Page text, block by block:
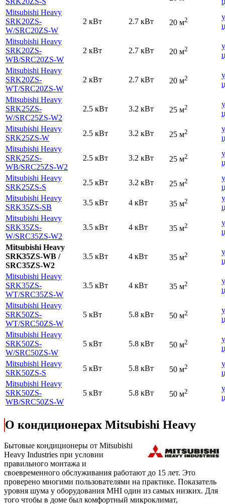
Mitsubishi Heavy
SRK20ZS-
W/SRC20ZS-W
2 кВт 2.7 кВт 20 м2
Mitsubishi Heavy
SRK20ZS-
WB/SRC20ZS-W
2 кВт 2.7 кВт 20 м2
Mitsubishi Heavy
SRK20ZS-
WT/SRC20ZS-W
2 кВт 2.7 кВт 20 м2
Mitsubishi Heavy
SRK25ZS-
W/SRC25ZS-W2
2.5 кВт 3.2 кВт 25 м2
Mitsubishi Heavy
SRK25ZS-W
2.5 кВт 3.2 кВт 25 м2
Mitsubishi Heavy
SRK25ZS-
WB/SRC25ZS-W2
2.5 кВт 3.2 кВт 25 м2
Mitsubishi Heavy
SRK25ZS-S
2.5 кВт 3.2 кВт 25 м2
Mitsubishi Heavy
SRK35ZS-SB
3.5 кВт 4 кВт 35 м2
Mitsubishi Heavy
SRK35ZS-
W/SRC35ZS-W2
3.5 кВт 4 кВт 35 м2
Mitsubishi Heavy
SRK35ZS-WB /
SRC35ZS-W2
3.5 кВт 4 кВт 35 м2
Mitsubishi Heavy
SRK35ZS-
WT/SRC35ZS-W
3.5 кВт 4 кВт 35 м2
Mitsubishi Heavy
SRK50ZS-
WT/SRC50ZS-W
5 кВт 5.8 кВт 50 м2
Mitsubishi Heavy
SRK50ZS-
W/SRC50ZS-W
5 кВт 5.8 кВт 50 м2
Mitsubishi Heavy
SRK50ZS-S
5 кВт 5.8 кВт 50 м2
Mitsubishi Heavy
SRK50ZS-
WB/SRC50ZS-W
5 кВт 5.8 кВт 50 м2
О кондиционерах Mitsubishi Heavy
Бытовые кондиционеры от Mitsubishi
Heavy Industries при условии
правильного монтажа и
своевременного обслуживания работают до 15 лет. Это
проверено многими пользователями на практике. Показатель
уровня шума у оборудования MHI один из самых низких. Для
того чтобы в доме был комфортный микроклимат,